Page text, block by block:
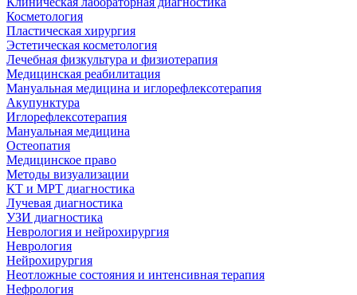
Косметология
Пластическая хирургия
Эстетическая косметология
Лечебная физкультура и физиотерапия
Медицинская реабилитация
Мануальная медицина и иглорефлексотерапия
Акупунктура
Иглорефлексотерапия
Мануальная медицина
Остеопатия
Медицинское право
Методы визуализации
КТ и МРТ диагностика
Лучевая диагностика
УЗИ диагностика
Неврология и нейрохирургия
Неврология
Нейрохирургия
Неотложные состояния и интенсивная терапия
Нефрология